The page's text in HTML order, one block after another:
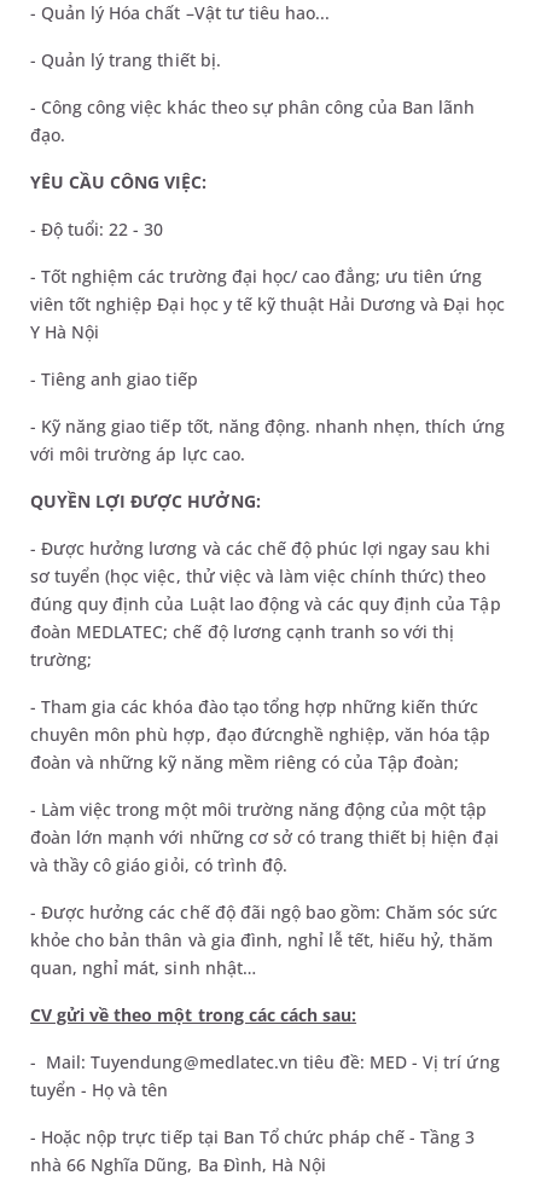
- Quản lý Hóa chất –Vật tư tiêu hao...
- Quản lý trang thiết bị.
- Công công việc khác theo sự phân công của Ban lãnh
đạo.
YÊU CẦU CÔNG VIỆC:
- Độ tuổi: 22 - 30
- Tốt nghiệm các trường đại học/ cao đẳng; ưu tiên ứng
viên tốt nghiệp Đại học y tế kỹ thuật Hải Dương và Đại học
Y Hà Nội
- Tiêng anh giao tiếp
- Kỹ năng giao tiếp tốt, năng động. nhanh nhẹn, thích ứng
với môi trường áp lực cao.
QUYỀN LỢI ĐƯỢC HƯỞNG:
- Được hưởng lương và các chế độ phúc lợi ngay sau khi
sơ tuyển (học việc, thử việc và làm việc chính thức) theo
đúng quy định của Luật lao động và các quy định của Tập
đoàn MEDLATEC; chế độ lương cạnh tranh so với thị
trường;
- Tham gia các khóa đào tạo tổng hợp những kiến thức
chuyên môn phù hợp, đạo đứcnghề nghiệp, văn hóa tập
đoàn và những kỹ năng mềm riêng có của Tập đoàn;
- Làm việc trong một môi trường năng động của một tập
đoàn lớn mạnh với những cơ sở có trang thiết bị hiện đại
và thầy cô giáo giỏi, có trình độ.
- Được hưởng các chế độ đãi ngộ bao gồm: Chăm sóc sức
khỏe cho bản thân và gia đình, nghỉ lễ tết, hiếu hỷ, thăm
quan, nghỉ mát, sinh nhật…
CV gửi về theo một trong các cách sau:
- Mail: Tuyendung@medlatec.vn tiêu đề: MED - Vị trí ứng
tuyển - Họ và tên
- Hoặc nộp trực tiếp tại Ban Tổ chức pháp chế - Tầng 3
nhà 66 Nghĩa Dũng, Ba Đình, Hà Nội